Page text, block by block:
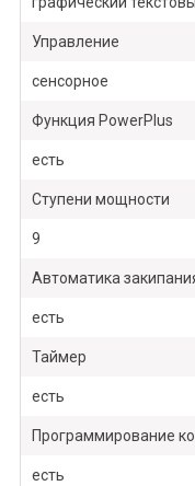
Управление
сенсорное
Функция PowerPlus
есть
Ступени мощности
9
Автоматика
есть
Таймер
есть
Программирование
есть